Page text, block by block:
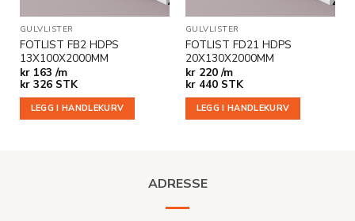
GULVLISTER
FOTLIST FB2 HDPS
13X100X2000MM
kr163 /m
kr326 STK
LEGG I HANDLEKURV
GULVLISTER
FOTLIST FD21 HDPS
20X130X2000MM
kr220 /m
kr440 STK
LEGG I HANDLEKURV
ADRESSE